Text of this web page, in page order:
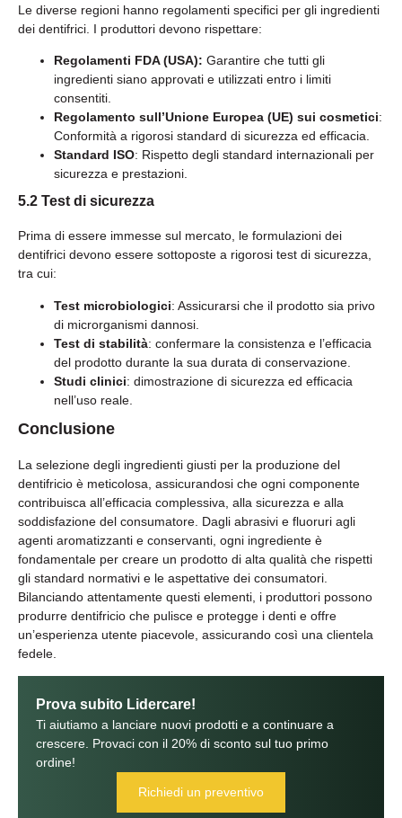
Le diverse regioni hanno regolamenti specifici per gli ingredienti
dei dentifrici. I produttori devono rispettare:
Regolamenti FDA (USA): Garantire che tutti gli
ingredienti siano approvati e utilizzati entro i limiti
consentiti.
Regolamento sull’Unione Europea (UE) sui cosmetici:
Conformità a rigorosi standard di sicurezza ed efficacia.
Standard ISO: Rispetto degli standard internazionali per
sicurezza e prestazioni.
5.2 Test di sicurezza
Prima di essere immesse sul mercato, le formulazioni dei
dentifrici devono essere sottoposte a rigorosi test di sicurezza,
tra cui:
Test microbiologici: Assicurarsi che il prodotto sia privo
di microrganismi dannosi.
Test di stabilità: confermare la consistenza e l’efficacia
del prodotto durante la sua durata di conservazione.
Studi clinici: dimostrazione di sicurezza ed efficacia
nell’uso reale.
Conclusione
La selezione degli ingredienti giusti per la produzione del
dentifricio è meticolosa, assicurandosi che ogni componente
contribuisca all’efficacia complessiva, alla sicurezza e alla
soddisfazione del consumatore. Dagli abrasivi e fluoruri agli
agenti aromatizzanti e conservanti, ogni ingrediente è
fondamentale per creare un prodotto di alta qualità che rispetti
gli standard normativi e le aspettative dei consumatori.
Bilanciando attentamente questi elementi, i produttori possono
produrre dentifricio che pulisce e protegge i denti e offre
un’esperienza utente piacevole, assicurando così una clientela
fedele.
Prova subito Lidercare!
Ti aiutiamo a lanciare nuovi prodotti e a continuare a
crescere. Provaci con il 20% di sconto sul tuo primo
ordine!
Richiedi un preventivo